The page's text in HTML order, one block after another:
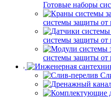
Готовые наборы
системы защиты от
системы защиты от
системы защиты от